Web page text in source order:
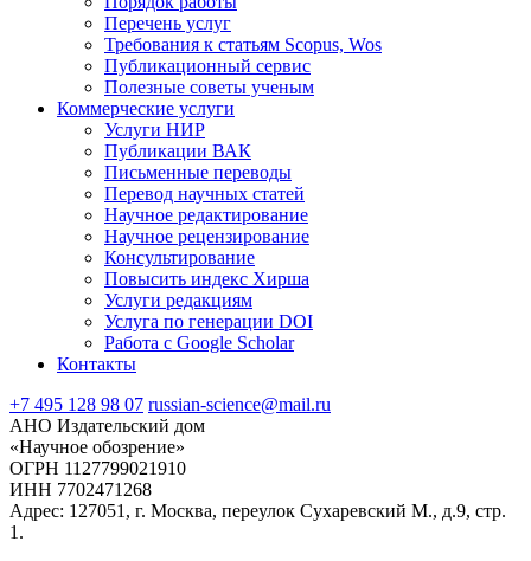
Перечень услуг
Требования к статьям Scopus, Wos
Публикационный сервис
Полезные советы ученым
Коммерческие услуги
Услуги НИР
Публикации ВАК
Письменные переводы
Перевод научных статей
Научное редактирование
Научное рецензирование
Консультирование
Повысить индекс Хирша
Услуги редакциям
Услуга по генерации DOI
Работа с Google Scholar
Контакты
+7 495 128 98 07 russian-science@mail.ru
АНО Издательский дом
«Научное обозрение»
ОГРН 1127799021910
ИНН 7702471268
Адрес: 127051, г. Москва, переулок Сухаревский М., д.9, стр.
1.